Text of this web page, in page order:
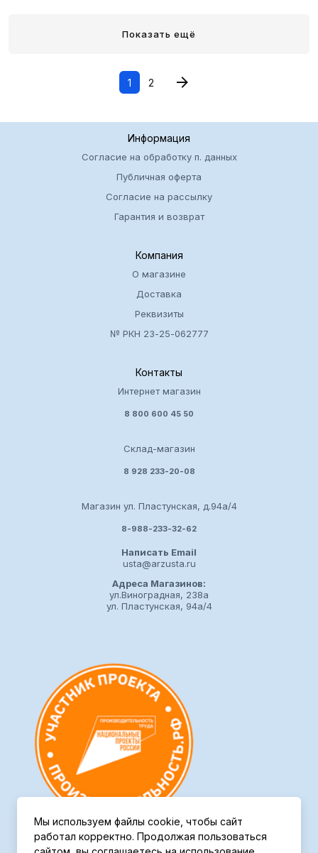
Показать ещё
1 2
Информация
Согласие на обработку п. данных
Публичная оферта
Согласие на рассылку
Гарантия и возврат
Компания
О магазине
Доставка
Реквизиты
№ РКН 23-25-062777
Контакты
Интернет магазин
8 800 600 45 50
Склад-магазин
8 928 233-20-08
Магазин ул. Пластунская, д.94а/4
8-988-233-32-62
Написать Email
usta@arzusta.ru
Адреса Магазинов:
ул.Виноградная, 238а
ул. Пластунская, 94а/4
Мы используем файлы cookie, чтобы сайт
работал корректно. Продолжая пользоваться